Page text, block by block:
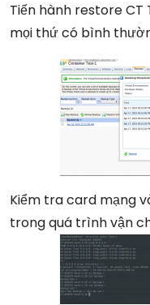
Tiến hành restore CT
mọi thứ có bình
Kiểm tra card mạng
trong quá trình vận